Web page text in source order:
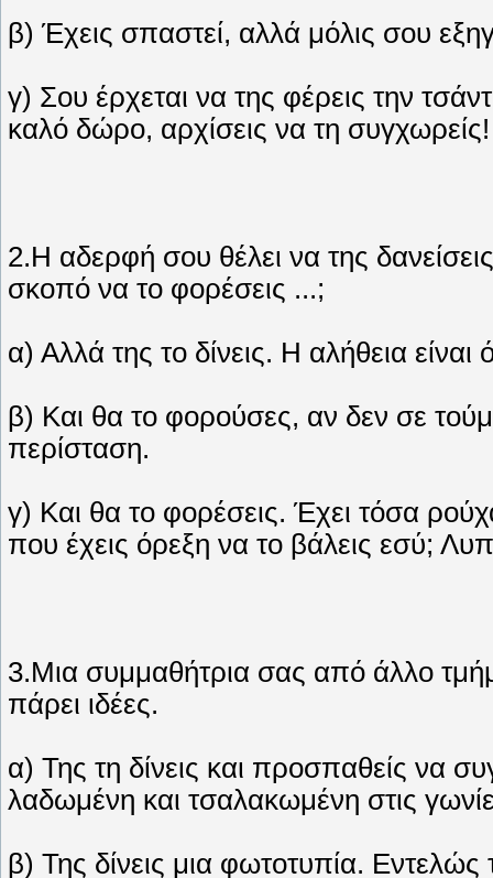
β) Έχεις σπαστεί, αλλά μόλις σου
γ) Σου έρχεται να της φέρεις την
καλό δώρο, αρχίσεις να τη συγχωρείς!
2.Η αδερφή σου θέλει να της
σκοπό να το φορέσεις ...;
α) Αλλά της το δίνεις. Η αλήθεια είναι
β) Και θα το φορούσες, αν δεν σε
περίσταση.
γ) Και θα το φορέσεις. Έχει τόσα
που έχεις όρεξη να το βάλεις εσύ;
3.Μια συμμαθήτρια σας από άλλο
πάρει ιδέες.
α) Της τη δίνεις και προσπαθείς να
λαδωμένη και τσαλακωμένη στις
β) Της δίνεις μια φωτοτυπία. Εντελώς